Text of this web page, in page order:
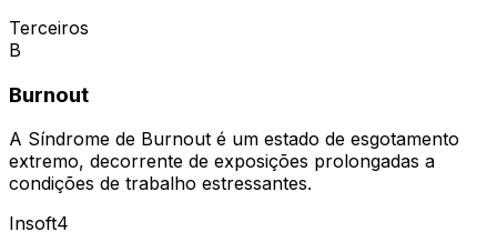
Terceiros
B
Burnout
A Síndrome de Burnout é um estado de esgotamento
extremo, decorrente de exposições prolongadas a
condições de trabalho estressantes.
Insoft4